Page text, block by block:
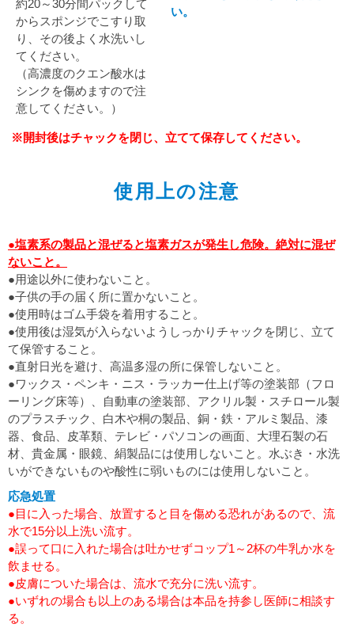
約20～30分間パックして
からスポンジでこすり取
り、その後よく水洗いし
てください。
（高濃度のクエン酸水は
シンクを傷めますので注
意してください。）
い。
※開封後はチャックを閉じ、立てて保存してください。
使用上の注意
●塩素系の製品と混ぜると塩素ガスが発生し危険。絶対に混ぜ
ないこと。
●用途以外に使わないこと。
●子供の手の届く所に置かないこと。
●使用時はゴム手袋を着用すること。
●使用後は湿気が入らないようしっかりチャックを閉じ、立て
て保管すること。
●直射日光を避け、高温多湿の所に保管しないこと。
●ワックス・ペンキ・ニス・ラッカー仕上げ等の塗装部（フロ
ーリング床等）、自動車の塗装部、アクリル製・スチロール製
のプラスチック、白木や桐の製品、銅・鉄・アルミ製品、漆
器、食品、皮革類、テレビ・パソコンの画面、大理石製の石
材、貴金属・眼鏡、絹製品には使用しないこと。水ぶき・水洗
いができないものや酸性に弱いものには使用しないこと。
応急処置
●目に入った場合、放置すると目を傷める恐れがあるので、流
水で15分以上洗い流す。
●誤って口に入れた場合は吐かせずコップ1～2杯の牛乳か水を
飲ませる。
●皮膚についた場合は、流水で充分に洗い流す。
●いずれの場合も以上のある場合は本品を持参し医師に相談す
る。